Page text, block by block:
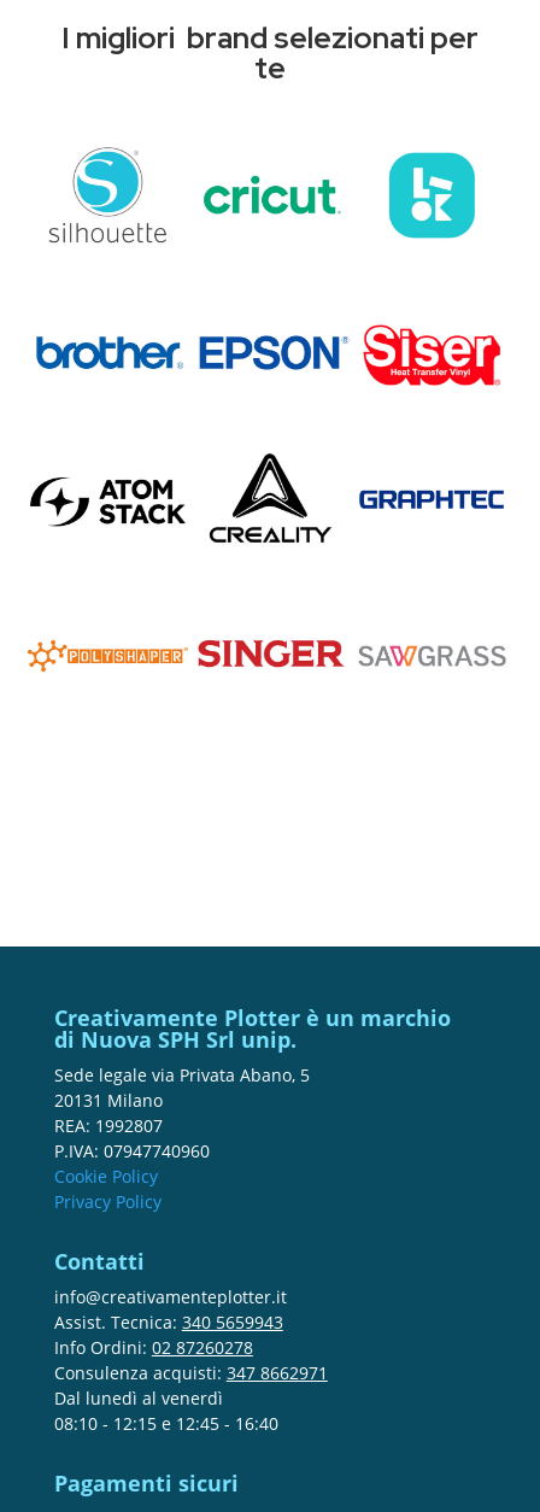
I migliori brand selezionati per
te
Creativamente Plotter è un marchio
di Nuova SPH Srl unip.
Sede legale via Privata Abano, 5
20131 Milano
REA: 1992807
P.IVA: 07947740960
Cookie Policy
Privacy Policy
Contatti
info@creativamenteplotter.it
Assist. Tecnica: 340 5659943
Info Ordini: 02 87260278
Consulenza acquisti: 347 8662971
Dal lunedì al venerdì
08:10 - 12:15 e 12:45 - 16:40
Pagamenti sicuri